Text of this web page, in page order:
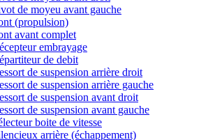
de moyeu avant gauche
(propulsion)
avant complet
embrayage
de debit
de suspension arrière droit
de suspension arrière gauche
de suspension avant droit
de suspension avant gauche
boite de vitesse
arrière (échappement)